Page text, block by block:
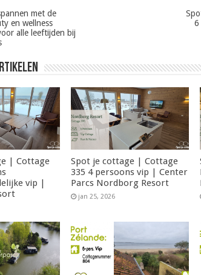
met de
en wellness
alle leeftijden bij
6
| Cottage
vip |
Spot je cottage | Cottage
335 4 persoons vip | Center
Parcs Nordborg Resort
jan 25, 2026